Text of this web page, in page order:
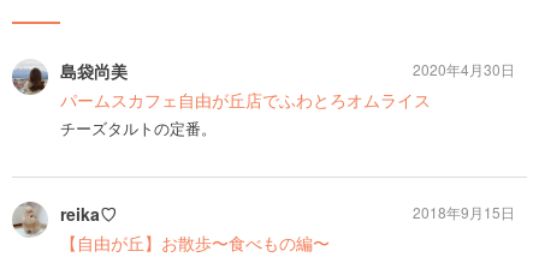
島袋尚美
パームスカフェ自由が丘店でふわとろオムライス
チーズタルトの定番。
2020年4月30日
reika♡
【自由が丘】お散歩〜食べもの編〜
2018年9月15日